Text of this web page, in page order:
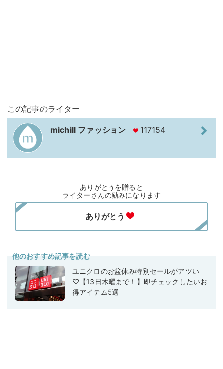
この記事のライター
michill ファッション 117154
ありがとうを贈ると
ライターさんの励みになります
他のおすすめ記事を読む
ユニクロのお盆休み特別セールがアツい
♡【13日木曜まで！】即チェックしたいお
得アイテム5選